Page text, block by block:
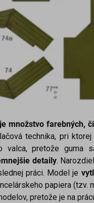
množstvo farebných,
technika, pri
valca, pretože guma
detaily.
práci. Model je
papiera (tzv.
pretože je na